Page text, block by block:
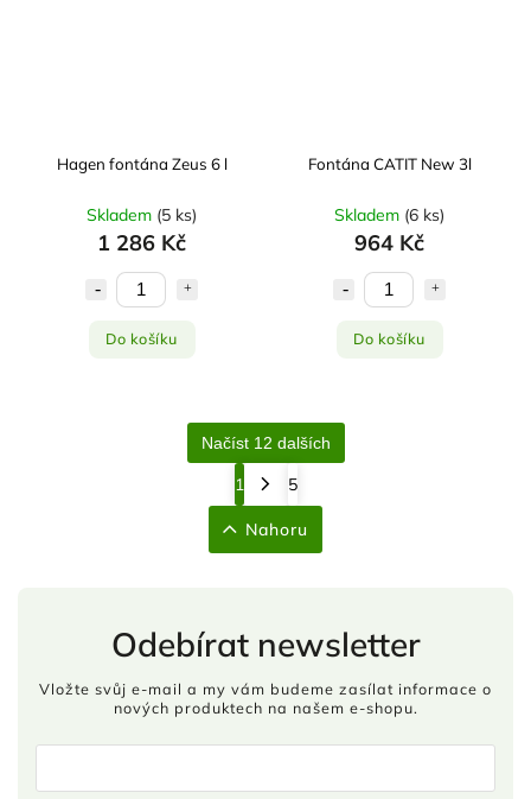
Hagen fontána Zeus 6 l
Skladem (5 ks)
1 286 Kč
Do košíku
Fontána CATIT New 3l
Skladem (6 ks)
964 Kč
Do košíku
Načíst 12 dalších
1 5
Nahoru
Odebírat newsletter
Vložte svůj e-mail a my vám budeme zasílat informace o
nových produktech na našem e-shopu.